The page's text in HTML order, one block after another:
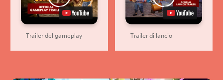
Trailer del gameplay Trailer di lancio